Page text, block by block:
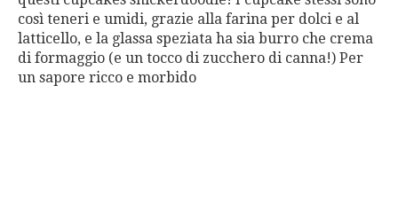
così teneri e umidi, grazie alla farina per dolci e al
latticello, e la glassa speziata ha sia burro che crema
di formaggio (e un tocco di zucchero di canna!) Per
un sapore ricco e morbido